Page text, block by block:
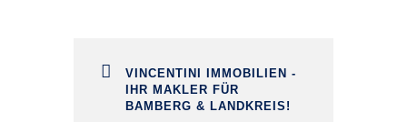

VINCENTINI IMMOBILIEN -
IHR MAKLER FÜR
BAMBERG & LANDKREIS!